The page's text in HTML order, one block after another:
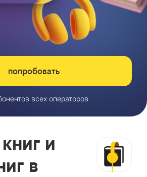
попробовать
всех операторов
и
в